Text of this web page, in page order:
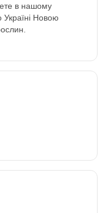
в нашому
Україні Новою